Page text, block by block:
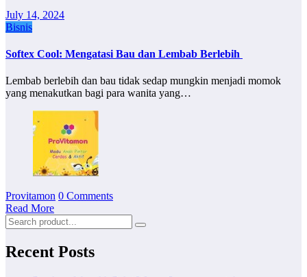
July 14, 2024
Bisnis
Softex Cool: Mengatasi Bau dan Lembab Berlebih
Lembab berlebih dan bau tidak sedap mungkin menjadi momok
yang menakutkan bagi para wanita yang…
Provitamon 0 Comments
Read More
Recent Posts